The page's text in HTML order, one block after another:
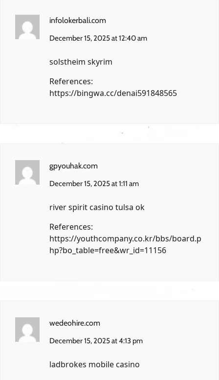
infolokerbali.com
December 15, 2025 at 12:40 am
solstheim skyrim
References:
https://bingwa.cc/denai591848565
gpyouhak.com
December 15, 2025 at 1:11 am
river spirit casino tulsa ok
References:
https://youthcompany.co.kr/bbs/board.p
hp?bo_table=free&wr_id=11156
wedeohire.com
December 15, 2025 at 4:13 pm
ladbrokes mobile casino